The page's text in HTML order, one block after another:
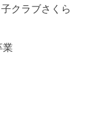
クラブさくら
業